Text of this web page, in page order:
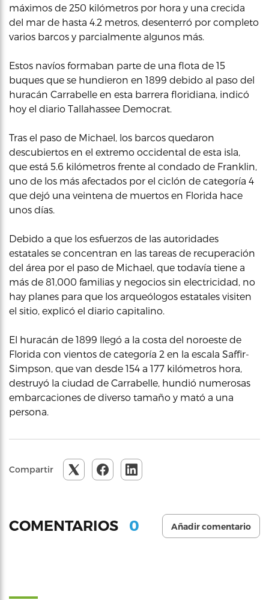
máximos de 250 kilómetros por hora y una crecida
del mar de hasta 4.2 metros, desenterró por completo
varios barcos y parcialmente algunos más.
Estos navíos formaban parte de una flota de 15
buques que se hundieron en 1899 debido al paso del
huracán Carrabelle en esta barrera floridiana, indicó
hoy el diario Tallahassee Democrat.
Tras el paso de Michael, los barcos quedaron
descubiertos en el extremo occidental de esta isla,
que está 5.6 kilómetros frente al condado de Franklin,
uno de los más afectados por el ciclón de categoría 4
que dejó una veintena de muertos en Florida hace
unos días.
Debido a que los esfuerzos de las autoridades
estatales se concentran en las tareas de recuperación
del área por el paso de Michael, que todavía tiene a
más de 81,000 familias y negocios sin electricidad, no
hay planes para que los arqueólogos estatales visiten
el sitio, explicó el diario capitalino.
El huracán de 1899 llegó a la costa del noroeste de
Florida con vientos de categoría 2 en la escala Saffir-
Simpson, que van desde 154 a 177 kilómetros hora,
destruyó la ciudad de Carrabelle, hundió numerosas
embarcaciones de diverso tamaño y mató a una
persona.
Compartir
COMENTARIOS 0 Añadir comentario